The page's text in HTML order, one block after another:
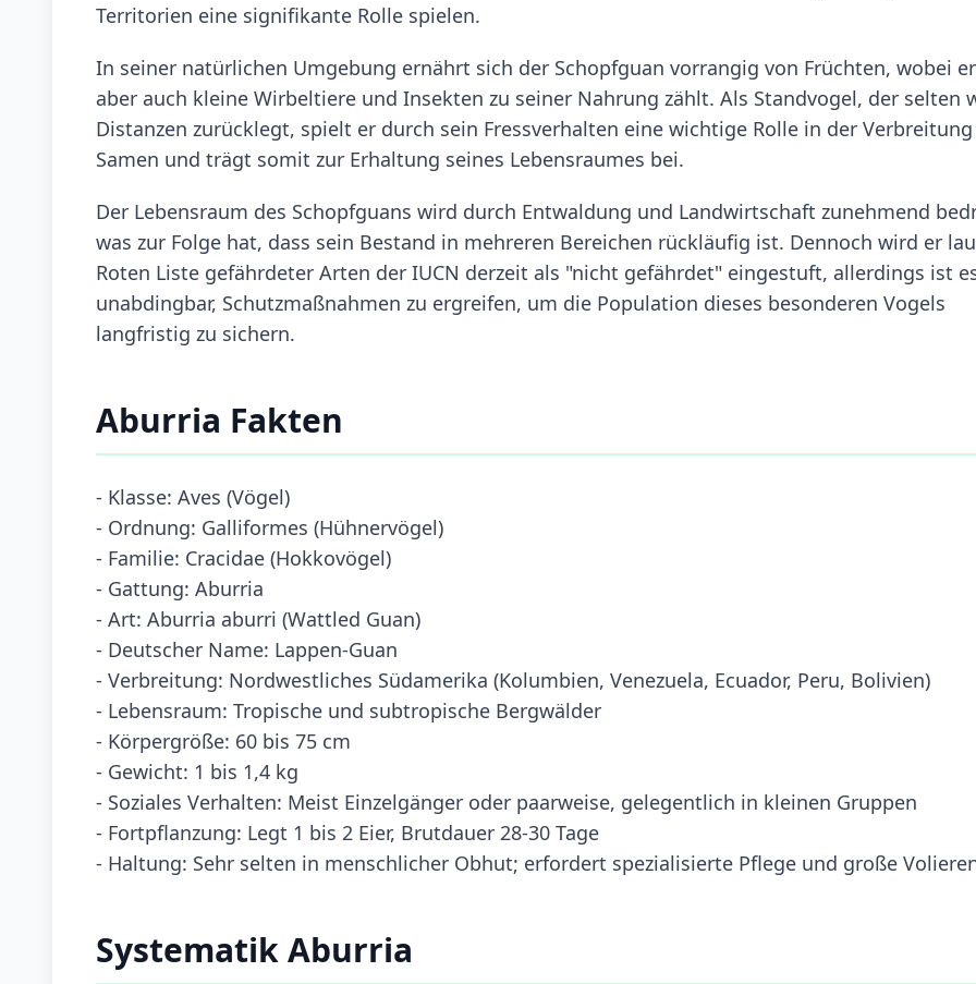
Territorien eine signifikante Rolle spielen.
In seiner natürlichen Umgebung ernährt sich der Schopfguan vorrangig von Früchten, wobei er
aber auch kleine Wirbeltiere und Insekten zu seiner Nahrung zählt. Als Standvogel, der selten
Distanzen zurücklegt, spielt er durch sein Fressverhalten eine wichtige Rolle in der
Samen und trägt somit zur Erhaltung seines Lebensraumes bei.
Der Lebensraum des Schopfguans wird durch Entwaldung und Landwirtschaft zunehmend
was zur Folge hat, dass sein Bestand in mehreren Bereichen rückläufig ist. Dennoch wird er
Roten Liste gefährdeter Arten der IUCN derzeit als "nicht gefährdet" eingestuft, allerdings ist
unabdingbar, Schutzmaßnahmen zu ergreifen, um die Population dieses besonderen Vogels
langfristig zu sichern.
Aburria Fakten
- Klasse: Aves (Vögel)
- Ordnung: Galliformes (Hühnervögel)
- Familie: Cracidae (Hokkovögel)
- Gattung: Aburria
- Art: Aburria aburri (Wattled Guan)
- Deutscher Name: Lappen-Guan
- Verbreitung: Nordwestliches Südamerika (Kolumbien, Venezuela, Ecuador, Peru, Bolivien)
- Lebensraum: Tropische und subtropische Bergwälder
- Körpergröße: 60 bis 75 cm
- Gewicht: 1 bis 1,4 kg
- Soziales Verhalten: Meist Einzelgänger oder paarweise, gelegentlich in kleinen Gruppen
- Fortpflanzung: Legt 1 bis 2 Eier, Brutdauer 28-30 Tage
- Haltung: Sehr selten in menschlicher Obhut; erfordert spezialisierte Pflege und große
Systematik Aburria